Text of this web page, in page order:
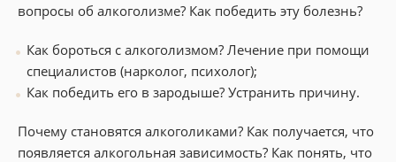
вопросы об алкоголизме? Как победить эту болезнь?
Как бороться с алкоголизмом? Лечение при помощи
специалистов (нарколог, психолог);
Как победить его в зародыше? Устранить причину.
Почему становятся алкоголиками? Как получается, что
появляется алкогольная зависимость? Как понять, что